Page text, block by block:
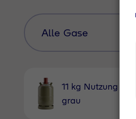
11 kg Nutzung
grau